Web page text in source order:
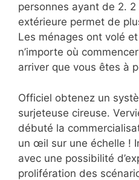
personnes ayant de 2.
extérieure permet de
Les ménages ont volé
n’importe où
arriver que vous êtes à
Officiel obtenez un
surjeteuse cireuse.
débuté la
un œil sur une échelle !
avec une possibilité
prolifération des